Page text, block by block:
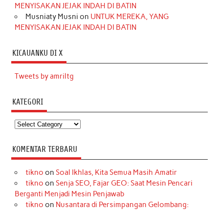
MENYISAKAN JEJAK INDAH DI BATIN
Musniaty Musni on UNTUK MEREKA, YANG
MENYISAKAN JEJAK INDAH DI BATIN
KICAUANKU DI X
Tweets by amriltg
KATEGORI
Kategori
KOMENTAR TERBARU
tikno on Soal Ikhlas, Kita Semua Masih Amatir
tikno on Senja SEO, Fajar GEO: Saat Mesin Pencari
Berganti Menjadi Mesin Penjawab
tikno on Nusantara di Persimpangan Gelombang: